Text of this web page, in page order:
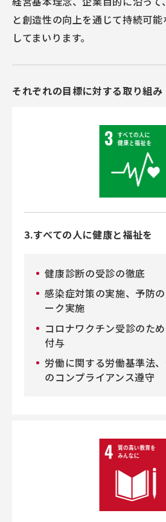
と創造性の向上を通じて持続可
してまいります。
それぞれの目標に対する取り組み
3.すべての人に健康と福祉を
健康診断の受診の徹底
感染症対策の実施、予防
ーク実施
コロナワクチン受診のた
付与
労働に関する労働基準法
のコンプライアンス遵守